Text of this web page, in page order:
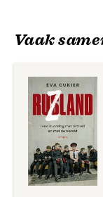
Vaak